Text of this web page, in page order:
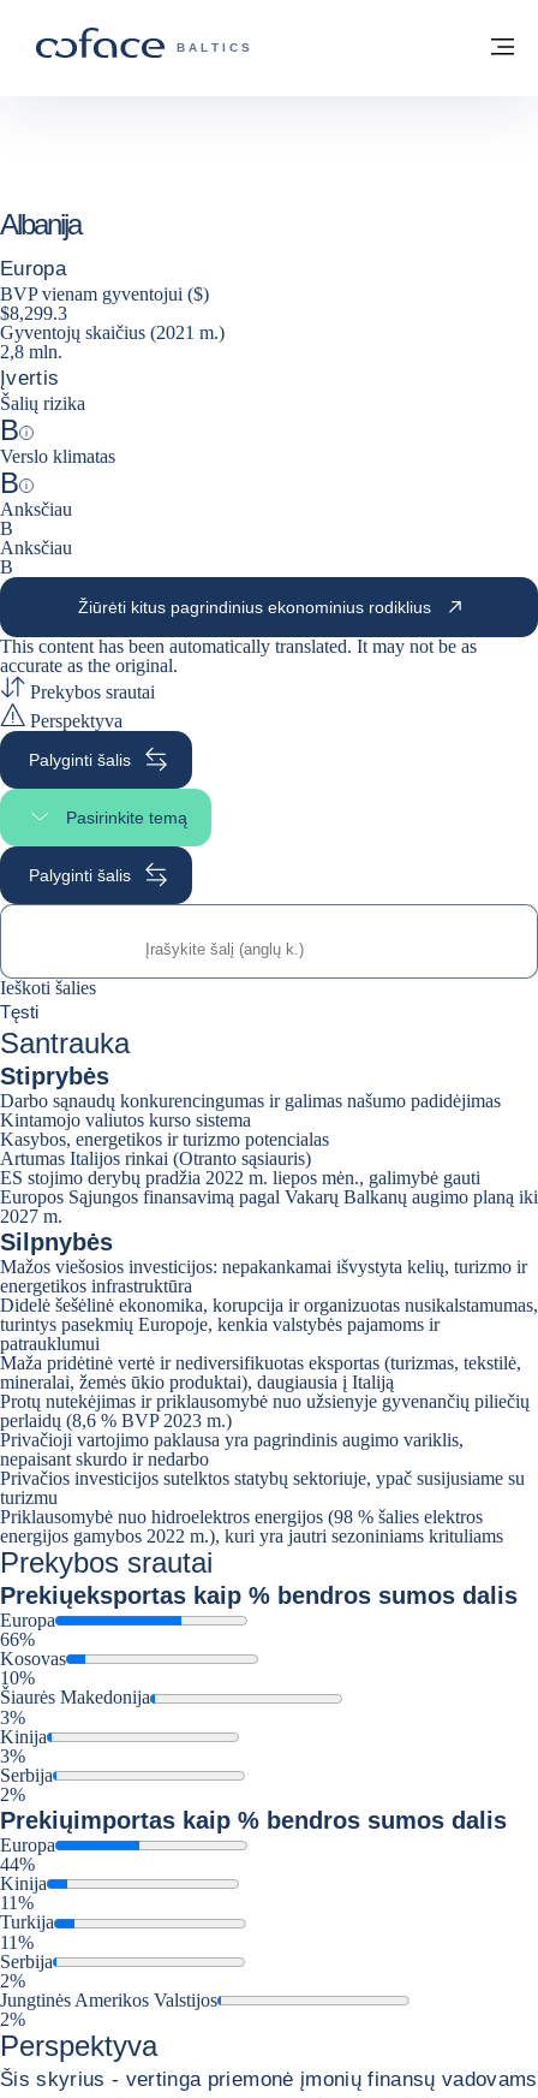
„COFACE“ FOR TRADE - GRUPĖS
BALTICS
Grįžti į pradžią
Albanija
Europa
BVP vienam gyventojui ($)
$8,299.3
Gyventojų skaičius (2021 m.)
2,8 mln.
Įvertis
Šalių rizika
B
Help
Verslo klimatas
B
Help
Anksčiau
B
Anksčiau
B
Žiūrėti kitus pagrindinius ekonominius rodiklius
This content has been automatically translated. It may not be as
accurate as the original.
Prekybos srautai
Perspektyva
Palyginti šalis
Pasirinkite temą
Pasirinkite puslapio skiltį
Palyginti šalis
Ieškoti šalies
0suggestions
Ieškoti šalies
Tęsti
Santrauka
Stiprybės
Darbo sąnaudų konkurencingumas ir galimas našumo padidėjimas
Kintamojo valiutos kurso sistema
Kasybos, energetikos ir turizmo potencialas
Artumas Italijos rinkai (Otranto sąsiauris)
ES stojimo derybų pradžia 2022 m. liepos mėn., galimybė gauti
Europos Sąjungos finansavimą pagal Vakarų Balkanų augimo planą iki
2027 m.
Silpnybės
Mažos viešosios investicijos: nepakankamai išvystyta kelių, turizmo ir
energetikos infrastruktūra
Didelė šešėlinė ekonomika, korupcija ir organizuotas nusikalstamumas,
turintys pasekmių Europoje, kenkia valstybės pajamoms ir
patrauklumui
Maža pridėtinė vertė ir nediversifikuotas eksportas (turizmas, tekstilė,
mineralai, žemės ūkio produktai), daugiausia į Italiją
Protų nutekėjimas ir priklausomybė nuo užsienyje gyvenančių piliečių
perlaidų (8,6 % BVP 2023 m.)
Privačioji vartojimo paklausa yra pagrindinis augimo variklis,
nepaisant skurdo ir nedarbo
Privačios investicijos sutelktos statybų sektoriuje, ypač susijusiame su
turizmu
Priklausomybė nuo hidroelektros energijos (98 % šalies elektros
energijos gamybos 2022 m.), kuri yra jautri sezoniniams krituliams
Prekybos srautai
Prekiųeksportas kaip % bendros sumos dalis
Europa
66%
Kosovas
10%
Šiaurės Makedonija
3%
Kinija
3%
Serbija
2%
Prekiųimportas kaip % bendros sumos dalis
Europa
44%
Kinija
11%
Turkija
11%
Serbija
2%
Jungtinės Amerikos Valstijos
2%
Perspektyva
Šis skyrius - vertinga priemonė įmonių finansų vadovams